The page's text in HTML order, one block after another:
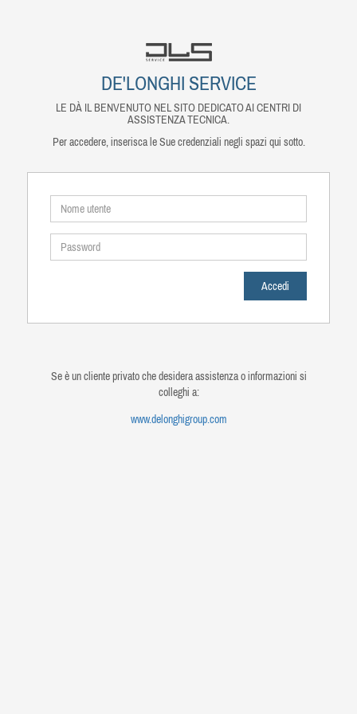
DE'LONGHI SERVICE
LE DÀ IL BENVENUTO NEL SITO DEDICATO AI CENTRI DI
ASSISTENZA TECNICA.
Per accedere, inserisca le Sue credenziali negli spazi qui sotto.
Se è un cliente privato che desidera assistenza o informazioni si
colleghi a:
www.delonghigroup.com